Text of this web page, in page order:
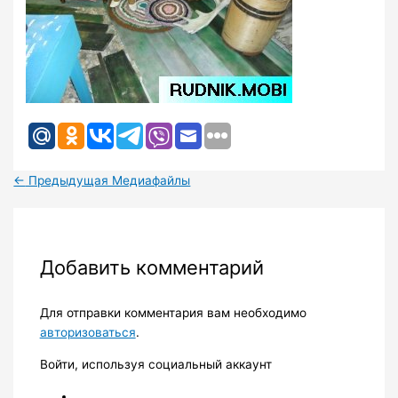
← Предыдущая Медиафайлы
Добавить комментарий
Для отправки комментария вам необходимо
авторизоваться.
Войти, используя социальный аккаунт